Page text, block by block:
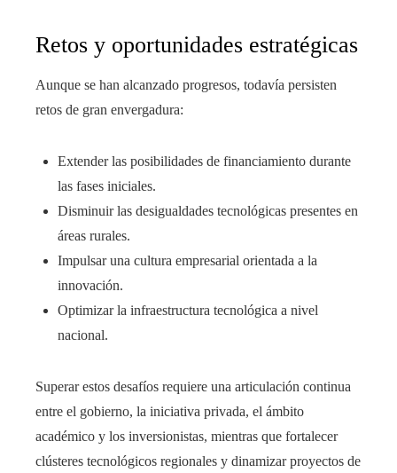
Retos y oportunidades estratégicas
Aunque se han alcanzado progresos, todavía persisten
retos de gran envergadura:
Extender las posibilidades de financiamiento durante
las fases iniciales.
Disminuir las desigualdades tecnológicas presentes en
áreas rurales.
Impulsar una cultura empresarial orientada a la
innovación.
Optimizar la infraestructura tecnológica a nivel
nacional.
Superar estos desafíos requiere una articulación continua
entre el gobierno, la iniciativa privada, el ámbito
académico y los inversionistas, mientras que fortalecer
clústeres tecnológicos regionales y dinamizar proyectos de